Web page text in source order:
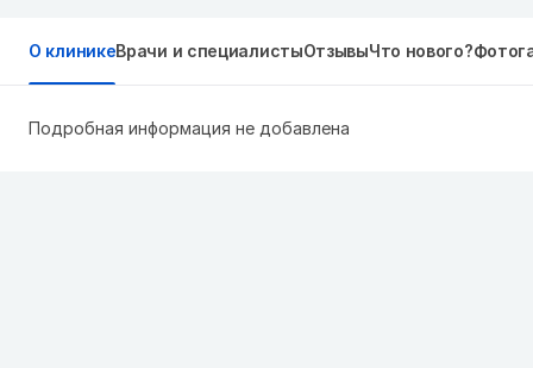
О клиникеВрачи и специалистыОтзывыЧто нового?
Подробная информация не добавлена